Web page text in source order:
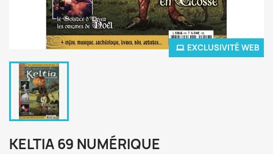
EXCLUSIVITÉ WEB
KELTIA 69 NUMÉRIQUE